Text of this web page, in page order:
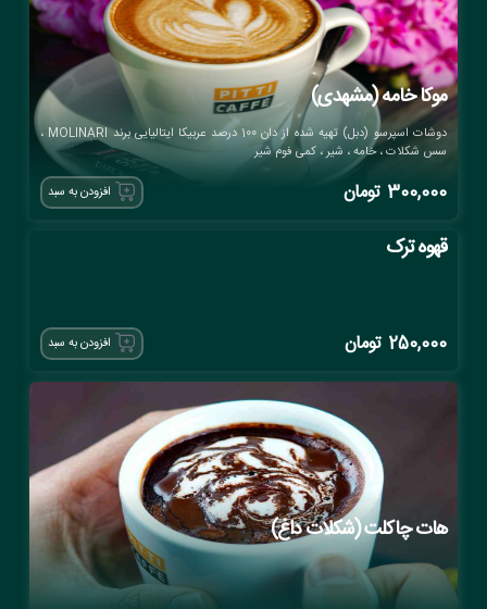
موکا خامه (مشهدی)
دوشات اسپرسو (دبل) تهیه شده از دان 100 درصد عربیکا ایتالیایی برند MOLINARI ،
سس شکلات ، خامه ، شیر ، کمی فوم شیر
300,000 تومان افزودن به سبد
قهوه ترک
250,000 تومان افزودن به سبد
هات چاکلت (شکلات داغ)